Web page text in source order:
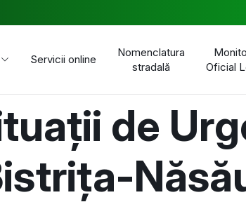
Servicii online
Nomenclatura
stradală
Oficial
de